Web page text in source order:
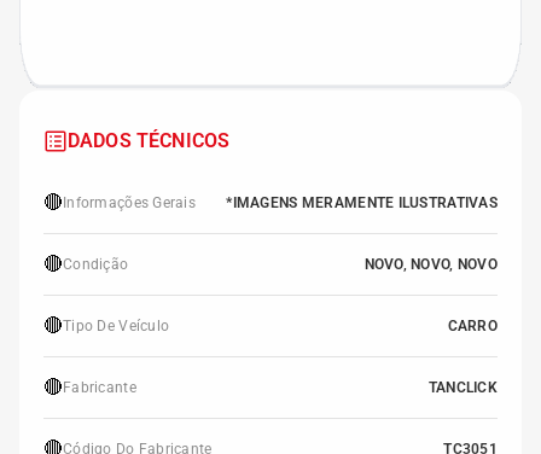
DADOS TÉCNICOS
🔴 Informações Gerais *IMAGENS MERAMENTE ILUSTRATIVAS
🔴Condição NOVO, NOVO, NOVO
🔴Tipo De Veículo CARRO
🔴 Fabricante TANCLICK
🔴Código Do Fabricante TC3051